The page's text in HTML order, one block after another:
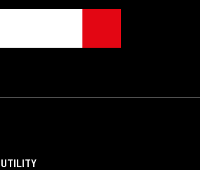
UTILITY